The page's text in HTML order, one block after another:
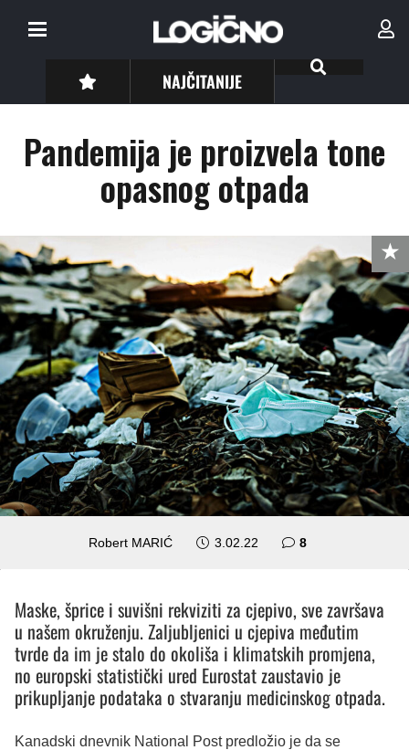
NAJČITANIJE
Pandemija je proizvela tone
opasnog otpada
Robert MARIĆ 3.02.22 8komentara
Maske, šprice i suvišni rekviziti za cjepivo, sve završava
u našem okruženju. Zaljubljenici u cjepiva međutim
tvrde da im je stalo do okoliša i klimatskih promjena,
no europski statistički ured Eurostat zaustavio je
prikupljanje podataka o stvaranju medicinskog otpada.
Kanadski dnevnik National Post predložio je da se